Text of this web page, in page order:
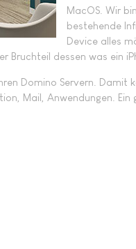
MacOS. Wir
bestehende
Device alles
Bruchteil dessen was ein
Domino Servern. Damit
Mail, Anwendungen.